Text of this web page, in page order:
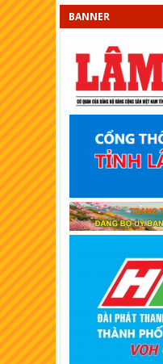
XSKT Sóc Trăng
XSKT Cần Thơ
XSKT An Giang
XSKT Bình Thuận
XSKT Vĩnh Long
XSKT Bình Dương
XSKT Long An
XSKT Bình Phước
XSKT Tiền Giang
XSKT Đà Lạt
BANNER